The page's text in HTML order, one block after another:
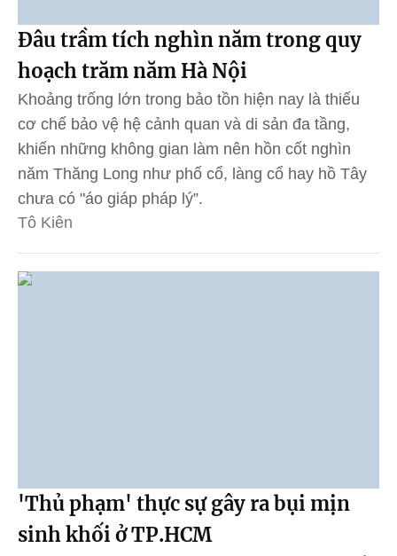
Đâu trầm tích nghìn năm trong quy
hoạch trăm năm Hà Nội
Khoảng trống lớn trong bảo tồn hiện nay là thiếu
cơ chế bảo vệ hệ cảnh quan và di sản đa tầng,
khiến những không gian làm nên hồn cốt nghìn
năm Thăng Long như phố cổ, làng cổ hay hồ Tây
chưa có "áo giáp pháp lý”.
Tô Kiên
'Thủ phạm' thực sự gây ra bụi mịn
sinh khối ở TP.HCM